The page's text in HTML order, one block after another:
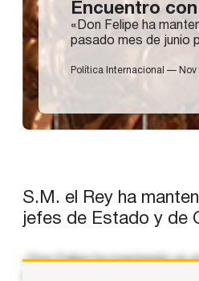
Encuentro
«D​on Felipe ha
pasado mes de junio
Política Internacional — Nov
S.M. el Rey ha
jefes de Estado y de
«D​on Felipe ha mantenido en